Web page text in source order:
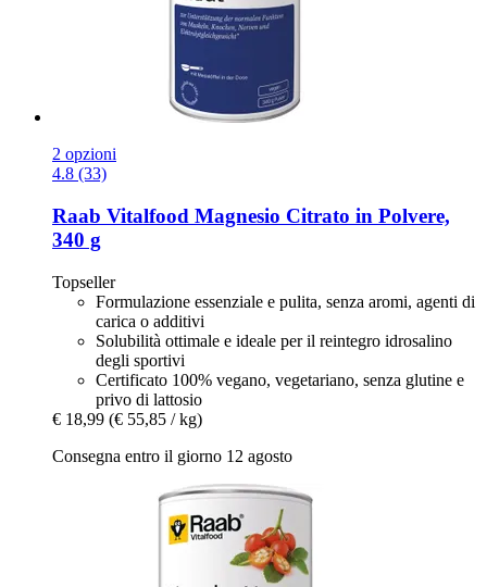
2 opzioni
4.8 (33)
Raab Vitalfood Magnesio Citrato in Polvere,
340 g
Topseller
Formulazione essenziale e pulita, senza aromi, agenti di
carica o additivi
Solubilità ottimale e ideale per il reintegro idrosalino
degli sportivi
Certificato 100% vegano, vegetariano, senza glutine e
privo di lattosio
€ 18,99 (€ 55,85 / kg)
Consegna entro il giorno 12 agosto